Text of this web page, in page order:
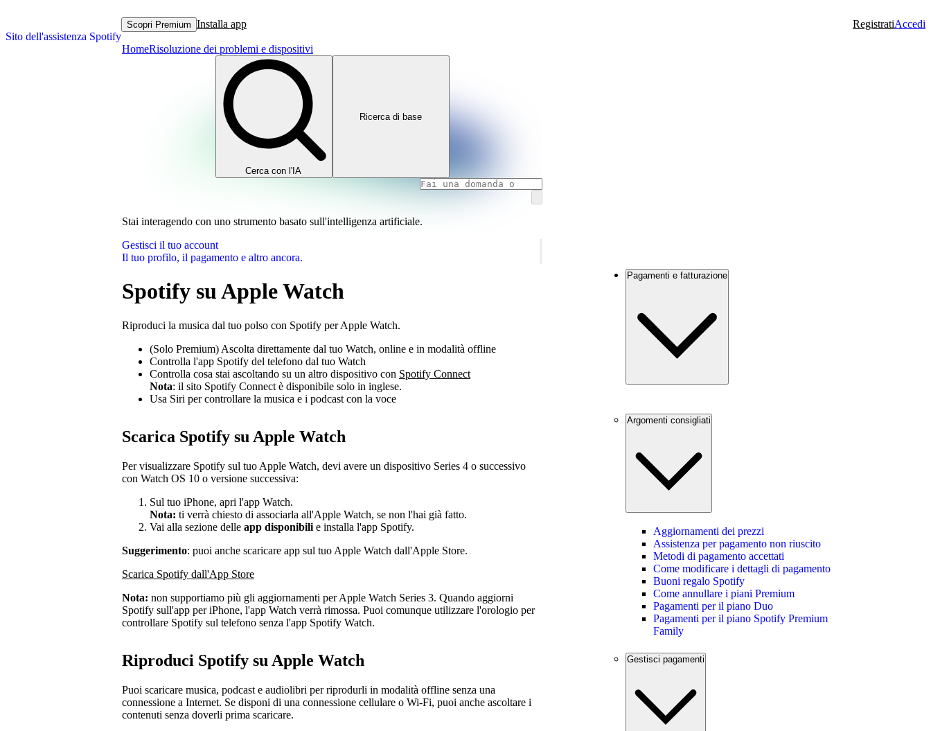
Sito dell'assistenza Spotify
Scopri Premium Installa app RegistratiAccedi
HomeRisoluzione dei problemi e dispositivi
Cerca con l'IA
Ricerca di base
Stai interagendo con uno strumento basato sull'intelligenza artificiale.
Gestisci il tuo account
Il tuo profilo, il pagamento e altro ancora.
Spotify su Apple Watch
Riproduci la musica dal tuo polso con Spotify per Apple Watch.
(Solo Premium) Ascolta direttamente dal tuo Watch, online e in modalità offline
Controlla l'app Spotify del telefono dal tuo Watch
Controlla cosa stai ascoltando su un altro dispositivo con Spotify Connect
Nota: il sito Spotify Connect è disponibile solo in inglese.
Usa Siri per controllare la musica e i podcast con la voce
Scarica Spotify su Apple Watch
Per visualizzare Spotify sul tuo Apple Watch, devi avere un dispositivo Series 4 o successivo
con Watch OS 10 o versione successiva:
Sul tuo iPhone, apri l'app Watch.
Nota: ti verrà chiesto di associarla all'Apple Watch, se non l'hai già fatto.
Vai alla sezione delle app disponibili e installa l'app Spotify.
Suggerimento: puoi anche scaricare app sul tuo Apple Watch dall'Apple Store.
Scarica Spotify dall'App Store
Nota: non supportiamo più gli aggiornamenti per Apple Watch Series 3. Quando aggiorni
Spotify sull'app per iPhone, l'app Watch verrà rimossa. Puoi comunque utilizzare l'orologio per
controllare Spotify sul telefono senza l'app Spotify Watch.
Riproduci Spotify su Apple Watch
Puoi scaricare musica, podcast e audiolibri per riprodurli in modalità offline senza una
connessione a Internet. Se disponi di una connessione cellulare o Wi-Fi, puoi anche ascoltare i
contenuti senza doverli prima scaricare.
Pagamenti e fatturazione
Argomenti consigliati
Aggiornamenti dei prezzi
Assistenza per pagamento non riuscito
Metodi di pagamento accettati
Come modificare i dettagli di pagamento
Buoni regalo Spotify
Come annullare i piani Premium
Pagamenti per il piano Duo
Pagamenti per il piano Spotify Premium
Family
Gestisci pagamenti